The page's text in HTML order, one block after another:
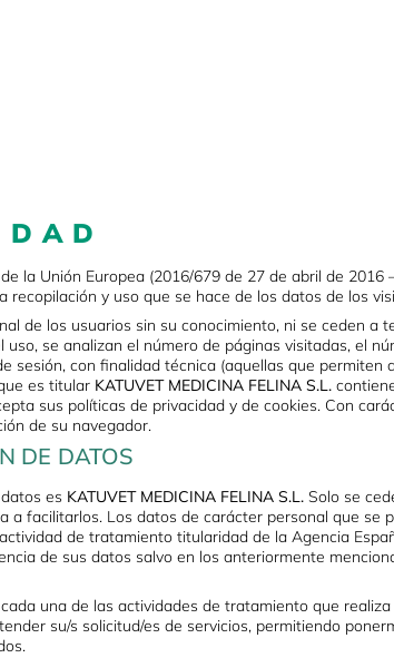
la Unión Europea (2016/679 de 27 de abril de
recopilación y uso que se hace de los datos de los
de los usuarios sin su conocimiento, ni se ceden a
se analizan el número de páginas visitadas, el
sesión, con finalidad técnica (aquellas que
es titular KATUVET MEDICINA FELINA S.L.
sus políticas de privacidad y de cookies. Con
de su navegador.
DE DATOS
es KATUVET MEDICINA FELINA S.L. Solo se
facilitarlos. Los datos de carácter personal que
de tratamiento titularidad de la Agencia
de sus datos salvo en los anteriormente
una de las actividades de tratamiento que
su/s solicitud/es de servicios, permitiendo